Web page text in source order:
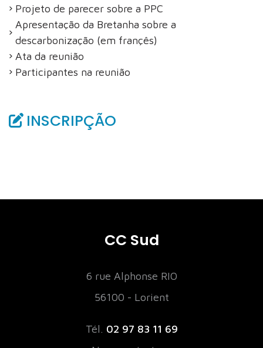
Projeto de parecer sobre a PPC
Apresentação da Bretanha sobre a
descarbonização (em françês)
Ata da reunião
Participantes na reunião
INSCRIPÇÃO
CC Sud
6 rue Alphonse RIO
56100 - Lorient
Tél. 02 97 83 11 69